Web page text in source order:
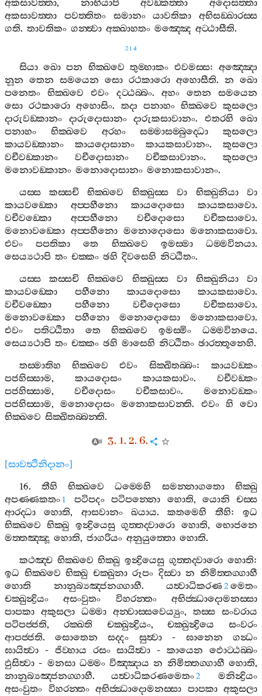
අකසාවත‍්තා, නාභියාපි අවඞ‍්කත‍්තා
අදොසත‍්තා
අකසාවත‍්තා
පවත‍්තිතං සමානං යාවතිකා
අභිසඞ‍්ඛාරස‍්ස
ගති. තාවතිකං ගන‍්ත්‍වා අක‍්ඛාහතං මඤ‍්ඤෙ අට‍්ඨාසීති.
214
සියා ඛො පන භික‍්ඛවෙ තුම‍්හාකං එවමස‍්ස:අඤ‍්ඤො
නූන තෙන සමයෙන සො රථකාරො අහොසීති. න ඛො
පනෙතං
භික‍්ඛවෙ එවං දට‍්ඨබ‍්බං. අහං තෙන
සමයෙන
සො රථකාරො අහොසිං. තදා පනාහං භික‍්ඛවෙ කුසලො
දාරුවඞ‍්කානං
දාරුදොසානං දාරුකසාවානං. එතරහි
ඛො
පනාහං
භික‍්ඛවෙ අරහං සම‍්මාසම‍්බුද‍්ධො
කුසලො
කායවඞ‍්කානං
කායදොසානං කායකසාවානං. කුසලො
වචීවඞ‍්කානං
වචීදොසානං වචීකසාවානං. කුසලො
මනොවඞ‍්කානං මනොදොසානං මනොකසාවානං.
යස‍්ස
කස‍්සචි භික‍්ඛවෙ භික‍්ඛුස‍්ස වා භික‍්ඛුනියා
වා
කායවඞ‍්කො
අප‍්පහීනො කායදොසො කායකසාවො.
වචීවඞ‍්කො
අප‍්පහීනො වචීදොසො වචීකසාවො.
මනොවඞ‍්කො අප‍්පහීනො මනොදොසො මනොකසාවො.
එවං
පපතිකා තෙ භික‍්ඛවෙ ඉමස‍්මා ධම‍්මවිනයා.
සෙය්‍යථාපි තං චක‍්කං ඡහි දිවසෙහි නිට‍්ඨිතං.
යස‍්ස
කස‍්සචි භික‍්ඛවෙ භික‍්ඛුස‍්ස වා භික‍්ඛුනියා
වා
කායවඞ‍්කො
පහීනො කායදොසො කායකසාවො.
වචීවඞ‍්කො
පහීනො වචීදොසො වචීකසාවො.
මනොවඞ‍්කො
පහීනො මනොදොසො මනොකසාවො.
එවං
පතිට‍්ඨිතා තෙ භික‍්ඛවෙ ඉමස‍්මිං ධම‍්මවිනයෙ.
සෙය්‍යථාපි තං චක‍්කං ඡහි මාසෙහි නිට‍්ඨිතං ඡාරත‍්තූනෙහි.
තස‍්මාතිහ
භික‍්ඛවෙ එවං සික‍්ඛිතබ‍්බං: කායවඞ‍්කං
පජහිස‍්සාම, කායදොසං කායකසාවං. වචීවඞ‍්කං
පජහිස‍්සාම, වචීදොසං වචීකසාවං. මනොවඞ‍්කං
පජහිස‍්සාම,මනොදොසං මනොකසාවන‍්ති. එවං හි
වො
භික‍්ඛවෙ සික‍්ඛිතබ‍්බන‍්ති.
3. 1. 2. 6.
[සාවත්‍ථිනිදානං]
16. තීහි භික‍්ඛවෙ ධම‍්මෙහි සමන‍්නාගතො
භික‍්ඛු
අපණ‍්ණකතං 1 පටිපදං පටිපන‍්නො හොති, යොනි
චස‍්ස
ආරද‍්ධා
හොති, ආසවානං ඛයාය.කතමෙහි තීහි:ඉධ
භික‍්ඛවෙ
භික‍්ඛු ඉන්‍ද්‍රියෙසු ගුත‍්තද‍්වාරො හොති,භොජනෙ
මත‍්තඤ‍්ඤූ හොති, ජාගරියං අනුයුත‍්තො හොති.
කථඤ‍්ච භික‍්ඛවෙ භික‍්ඛු ඉන්‍ද්‍රියෙසු ගුත‍්තද‍්වාරො හොති:
ඉධ භික‍්ඛවෙ භික‍්ඛු චක‍්ඛුනා රූපං දිස‍්වා න නිමිත‍්තග‍්ගාහී
හොති
නානුබ්‍යඤ‍්ජනග‍්ගාහී. යත්‍වාධිකරණ 2 මෙතං
චක‍්ඛුන්‍ද්‍රියං
අසංවුතං විහරන‍්තං
අභිජ‍්ඣාදොමනස‍්සා
පාපකා අකුසලා ධම‍්මා අන‍්වාස‍්සවෙය්‍යුං, තස‍්ස සංවරාය
පටිපජ‍්ජති, රක‍්ඛති චක‍්ඛුන්‍ද්‍රියං,චක‍්ඛුන්‍ද්‍රියෙ
සංවරං
ආපජ‍්ජති.සොතෙන සද‍්දං සුත්‍වා- ඝානෙන
ගන්‍ධං
ඝායිත්‍වා -ජිව‍්හාය රසං සායිත්‍වා -කායෙන
ඵොට‍්ඨබ‍්බං
ඵුසිත්‍වා - මනසා ධම‍්මං විඤ‍්ඤාය න නිමිත‍්තග‍්ගාහී හොති,
නානුබ්‍යඤ‍්ජනග‍්ගාහී. යත්‍වාධිකරණමෙතං 2
මනින්‍ද්‍රියං
අසංවුතං විහරන‍්තං අභිජ‍්ඣාදොමනස‍්සා පාපකා අකුසලා